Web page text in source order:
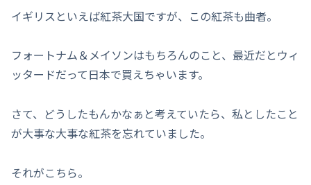
イギリスといえば紅茶大国ですが、この紅茶も曲者。
フォートナム＆メイソンはもちろんのこと、最近だとウィ
ッタードだって日本で買えちゃいます。
さて、どうしたもんかなぁと考えていたら、私としたこと
が大事な大事な紅茶を忘れていました。
それがこちら。